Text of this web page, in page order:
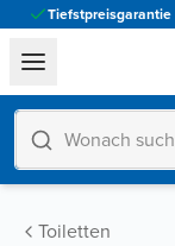
Tiefstpreisgarantie
Toiletten